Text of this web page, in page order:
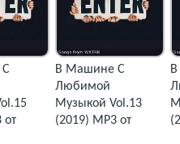
от
В Машине С
Любимой
Музыкой Vol.13
(2019) MP3 от